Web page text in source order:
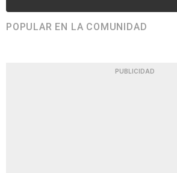
POPULAR EN LA COMUNIDAD
PUBLICIDAD